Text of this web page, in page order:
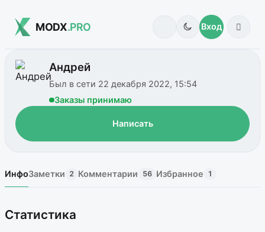
MODX.PRO Вход
Андрей
Был в сети 22 декабря 2022, 15:54
Заказы принимаю
Написать
ИнфоЗаметки 2 Комментарии 56 Избранное 1
Статистика